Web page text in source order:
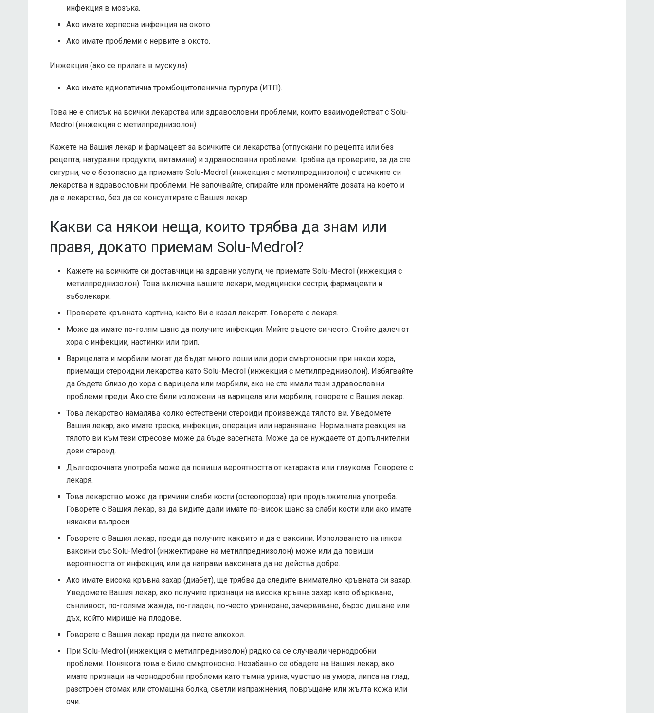
инфекция в мозъка.
Ако имате херпесна инфекция на окото.
Ако имате проблеми с нервите в окото.
Инжекция (ако се прилага в мускула):
Ако имате идиопатична тромбоцитопенична пурпура (ИТП).
Това не е списък на всички лекарства или здравословни проблеми, които взаимодействат с Solu-
Medrol (инжекция с метилпреднизолон).
Кажете на Вашия лекар и фармацевт за всичките си лекарства (отпускани по рецепта или без
рецепта, натурални продукти, витамини) и здравословни проблеми. Трябва да проверите, за да сте
сигурни, че е безопасно да приемате Solu-Medrol (инжекция с метилпреднизолон) с всичките си
лекарства и здравословни проблеми. Не започвайте, спирайте или променяйте дозата на което и
да е лекарство, без да се консултирате с Вашия лекар.
Какви са някои неща, които трябва да знам или
правя, докато приемам Solu-Medrol?
Кажете на всичките си доставчици на здравни услуги, че приемате Solu-Medrol (инжекция с
метилпреднизолон). Това включва вашите лекари, медицински сестри, фармацевти и
зъболекари.
Проверете кръвната картина, както Ви е казал лекарят. Говорете с лекаря.
Може да имате по-голям шанс да получите инфекция. Мийте ръцете си често. Стойте далеч от
хора с инфекции, настинки или грип.
Варицелата и морбили могат да бъдат много лоши или дори смъртоносни при някои хора,
приемащи стероидни лекарства като Solu-Medrol (инжекция с метилпреднизолон). Избягвайте
да бъдете близо до хора с варицела или морбили, ако не сте имали тези здравословни
проблеми преди. Ако сте били изложени на варицела или морбили, говорете с Вашия лекар.
Това лекарство намалява колко естествени стероиди произвежда тялото ви. Уведомете
Вашия лекар, ако имате треска, инфекция, операция или нараняване. Нормалната реакция на
тялото ви към тези стресове може да бъде засегната. Може да се нуждаете от допълнителни
дози стероид.
Дългосрочната употреба може да повиши вероятността от катаракта или глаукома. Говорете с
лекаря.
Това лекарство може да причини слаби кости (остеопороза) при продължителна употреба.
Говорете с Вашия лекар, за да видите дали имате по-висок шанс за слаби кости или ако имате
някакви въпроси.
Говорете с Вашия лекар, преди да получите каквито и да е ваксини. Използването на някои
ваксини със Solu-Medrol (инжектиране на метилпреднизолон) може или да повиши
вероятността от инфекция, или да направи ваксината да не действа добре.
Ако имате висока кръвна захар (диабет), ще трябва да следите внимателно кръвната си захар.
Уведомете Вашия лекар, ако получите признаци на висока кръвна захар като объркване,
сънливост, по-голяма жажда, по-гладен, по-често уриниране, зачервяване, бързо дишане или
дъх, който мирише на плодове.
Говорете с Вашия лекар преди да пиете алкохол.
При Solu-Medrol (инжекция с метилпреднизолон) рядко са се случвали чернодробни
проблеми. Понякога това е било смъртоносно. Незабавно се обадете на Вашия лекар, ако
имате признаци на чернодробни проблеми като тъмна урина, чувство на умора, липса на глад,
разстроен стомах или стомашна болка, светли изпражнения, повръщане или жълта кожа или
очи.